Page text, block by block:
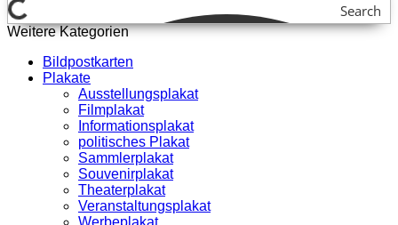
Search
Weitere Kategorien
Bildpostkarten
Plakate
Ausstellungsplakat
Filmplakat
Informationsplakat
politisches Plakat
Sammlerplakat
Souvenirplakat
Theaterplakat
Veranstaltungsplakat
Werbeplakat